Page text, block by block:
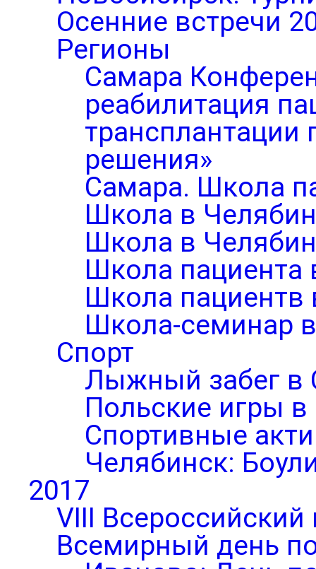
Осенние встречи
Регионы
Самара
реабилитация
трансплантации
решения»
Самара. Школа
Школа в
Школа в
Школа пациента
Школа пациентв
Школа-семинар
Спорт
Лыжный забег в
Польские игры в
Спортивные
Челябинск:
2017
VIII Всероссийский
Всемирный день